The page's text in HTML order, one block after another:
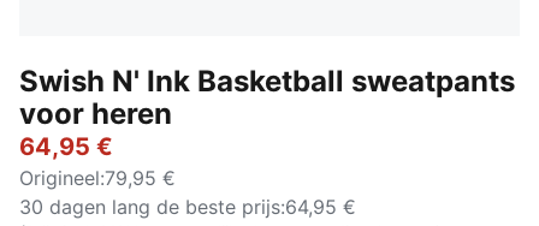
Swish N' Ink Basketball sweatpants
voor heren
64,95 €
Origineel:79,95 €
30 dagen lang de beste prijs:64,95 €